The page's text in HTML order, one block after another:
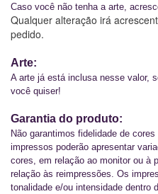
Caso você não tenha a arte,
Qualquer alteração irá
pedido.
Arte:
A arte já está inclusa nesse valor,
você quiser!
Garantia do produto:
Não garantimos fidelidade de
impressos poderão apresentar
cores, em relação ao monitor ou à
relação às reimpressões. Os
tonalidade e/ou intensidade dentro